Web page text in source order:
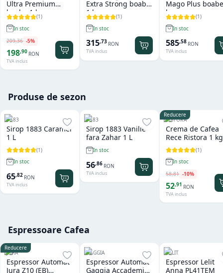
Ultra Premium
boabe 1 kg
(1)
In stoc
209,36 -5%
198,90 RON
TVA inclus
Extra Strong boabe
1 kg
(1)
In stoc
315,73 RON
TVA inclus
Mago Plus
kg
(1)
In stoc
585,58 RON
TVA inclus
Produse de sezon
1883
Sirop 1883 Caramel
1 L
(1)
In stoc
65,82 RON
TVA inclus
1883
Sirop 1883 Vanilie
fara Zahar 1 L
In stoc
56,86 RON
TVA inclus
Reducere
RISTORA
Crema de Cafea
Rece Ristora 1 kg
(1)
In stoc
58,81 -10%
52,91 RON
TVA inclus
Espressoare Cafea
Reducere
JURA
Espressor Automat
Jura Z10 (EB)
GAGGIA
Espressor Automat
Gaggia Accademia
LELIT
Espressor Lelit
Anna PL41TEM